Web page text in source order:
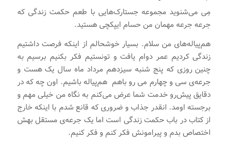
مِی می‌شنوید مجموعه جستارک‌هایی با طعم حکمت زندگی که
جرعه جرعه مهمان من حسام ایپکچی هستید.
هم‌‌پیاله‌های من سلام. بسیار خوشحالم از اینکه فرصت داشتیم
زندگی کردیم عمر دوام یافت و تونستیم فکر بکنیم برسیم به
چنین روزی که پنج شنبه سیزدهم مرداد ماه سال یک هست و
جرعه‌ی سی و چهارم می رو باهم هم‌پیاله باشیم. اون چه که در
دقایق پیش‌رو خدمت شما عرض می‌کنم به نگاه من خیلی مهم و
برجسته اومد. انقدر جذاب و ضروری که قانع شدم با اینکه خارج
از کتاب در باب حکمت زندگی است اما یک جرعه‌ی مستقل بهش
اختصاص بدم و پیرامونش فکر کنم و فکر کنیم.